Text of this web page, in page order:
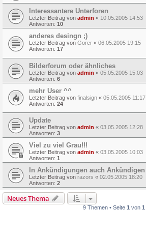
Interessantere Unterforen
Letzter Beitrag von admin « 10.05.2005 14:53
Antworten: 10
anderes desingn ;)
Letzter Beitrag von Gorer « 06.05.2005 19:15
Antworten: 17
Bilderforum oder ähnliches
Letzter Beitrag von admin « 05.05.2005 15:03
Antworten: 6
mehr User ^^
Letzter Beitrag von finalsign « 05.05.2005 11:17
Antworten: 24
Update
Letzter Beitrag von admin « 03.05.2005 12:28
Antworten: 3
Viel zu viel Grau!!!
Letzter Beitrag von admin « 03.05.2005 10:03
Antworten: 1
In Ankündigungen auch Ankündigen
Letzter Beitrag von razors « 02.05.2005 18:20
Antworten: 2
Neues Thema
9 Themen • Seite 1 von 1